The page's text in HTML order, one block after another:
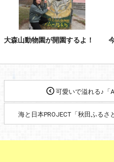
大森山動物園が開園するよ！
可愛いで溢れる♪「
海と日本PROJECT「秋田ふるさ